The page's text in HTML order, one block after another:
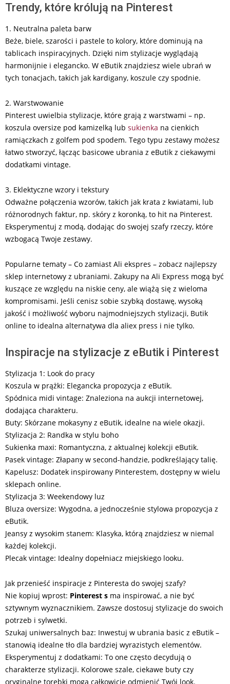
Trendy, które królują na Pinterest
1. Neutralna paleta barw
Beże, biele, szarości i pastele to kolory, które dominują na
tablicach inspiracyjnych. Dzięki nim stylizacje wyglądają
harmonijnie i elegancko. W eButik znajdziesz wiele ubrań w
tych tonacjach, takich jak kardigany, koszule czy spodnie.
2. Warstwowanie
Pinterest uwielbia stylizacje, które grają z warstwami – np.
koszula oversize pod kamizelką lub sukienka na cienkich
ramiączkach z golfem pod spodem. Tego typu zestawy możesz
łatwo stworzyć, łącząc basicowe ubrania z eButik z ciekawymi
dodatkami vintage.
3. Eklektyczne wzory i tekstury
Odważne połączenia wzorów, takich jak krata z kwiatami, lub
różnorodnych faktur, np. skóry z koronką, to hit na Pinterest.
Eksperymentuj z modą, dodając do swojej szafy rzeczy, które
wzbogacą Twoje zestawy.
Popularne tematy – Co zamiast Ali ekspres – zobacz najlepszy
sklep internetowy z ubraniami. Zakupy na Ali Express mogą być
kuszące ze względu na niskie ceny, ale wiążą się z wieloma
kompromisami. Jeśli cenisz sobie szybką dostawę, wysoką
jakość i możliwość wyboru najmodniejszych stylizacji, Butik
online to idealna alternatywa dla aliex press i nie tylko.
Inspiracje na stylizacje z eButik i Pinterest
Stylizacja 1: Look do pracy
Koszula w prążki: Elegancka propozycja z eButik.
Spódnica midi vintage: Znaleziona na aukcji internetowej,
dodająca charakteru.
Buty: Skórzane mokasyny z eButik, idealne na wiele okazji.
Stylizacja 2: Randka w stylu boho
Sukienka maxi: Romantyczna, z aktualnej kolekcji eButik.
Pasek vintage: Złapany w second-handzie, podkreślający talię.
Kapelusz: Dodatek inspirowany Pinterestem, dostępny w wielu
sklepach online.
Stylizacja 3: Weekendowy luz
Bluza oversize: Wygodna, a jednocześnie stylowa propozycja z
eButik.
Jeansy z wysokim stanem: Klasyka, którą znajdziesz w niemal
każdej kolekcji.
Plecak vintage: Idealny dopełniacz miejskiego looku.
Jak przenieść inspiracje z Pinteresta do swojej szafy?
Nie kopiuj wprost: Pinterest s ma inspirować, a nie być
sztywnym wyznacznikiem. Zawsze dostosuj stylizacje do swoich
potrzeb i sylwetki.
Szukaj uniwersalnych baz: Inwestuj w ubrania basic z eButik –
stanowią idealne tło dla bardziej wyrazistych elementów.
Eksperymentuj z dodatkami: To one często decydują o
charakterze stylizacji. Kolorowe szale, ciekawe buty czy
oryginalne torebki mogą całkowicie odmienić Twój look.